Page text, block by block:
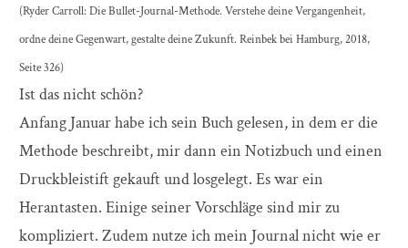
(Ryder Carroll: Die Bullet-Journal-Methode. Verstehe deine Vergangenheit,
ordne deine Gegenwart, gestalte deine Zukunft. Reinbek bei Hamburg, 2018,
Seite 326)
Ist das nicht schön?
Anfang Januar habe ich sein Buch gelesen, in dem er die
Methode beschreibt, mir dann ein Notizbuch und einen
Druckbleistift gekauft und losgelegt. Es war ein
Herantasten. Einige seiner Vorschläge sind mir zu
kompliziert. Zudem nutze ich mein Journal nicht wie er